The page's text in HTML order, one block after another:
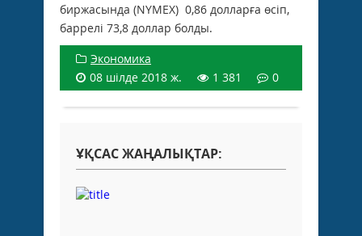
биржасында (NYMEX) 0,86 долларға өсіп,
баррелі 73,8 доллар болды.
Экономика
08 шілде 2018 ж.
1 381 0
ҰҚСАС ЖАҢАЛЫҚТАР: